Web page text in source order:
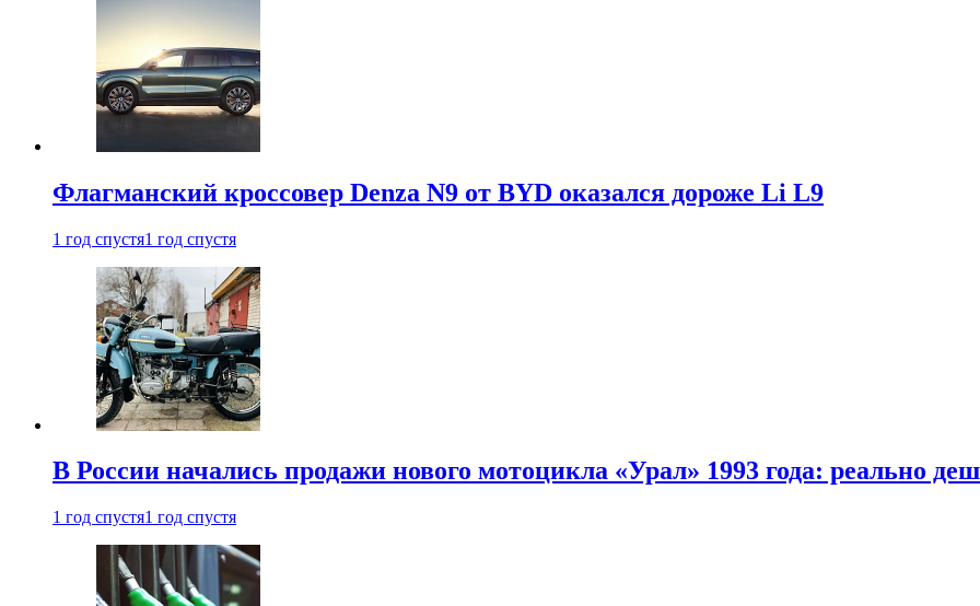
Флагманский кроссовер Denza N9 от BYD оказался дороже Li L9
1 год спустя1 год спустя
В России начались продажи нового мотоцикла «Урал» 1993 года: реально
1 год спустя1 год спустя